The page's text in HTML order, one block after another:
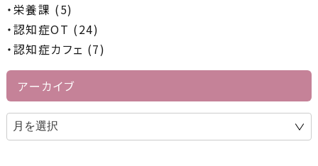
栄養課 (5)
認知症OT (24)
認知症カフェ (7)
アーカイブ